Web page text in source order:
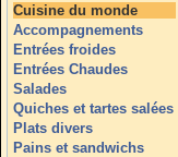
Cuisine du monde
Accompagnements
Entrées froides
Entrées Chaudes
Salades
Quiches et tartes salées
Plats divers
Pains et sandwichs